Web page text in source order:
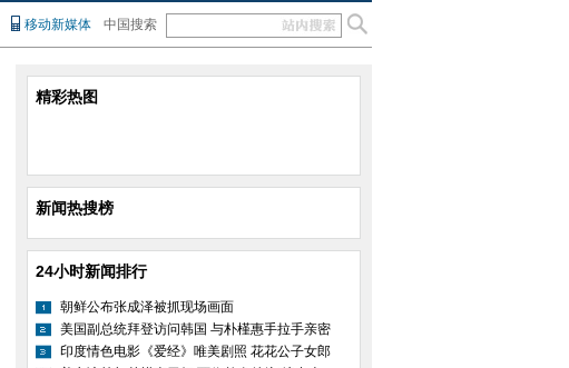
移动新媒体 中国搜索
精彩热图
新闻热搜榜
24小时新闻排行
朝鲜公布张成泽被抓现场画面
美国副总统拜登访问韩国 与朴槿惠手拉手亲密
印度情色电影《爱经》唯美剧照 花花公子女郎